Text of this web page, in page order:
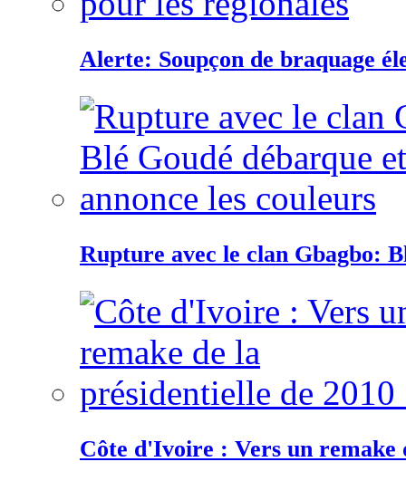
Alerte: Soupçon de braquage
Rupture avec le clan Gbagbo:
Côte d'Ivoire : Vers un remake